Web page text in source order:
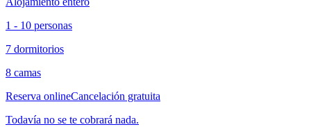
1 - 10 personas
7 dormitorios
8 camas
Reserva onlineCancelación gratuita
Todavía no se te cobrará nada.